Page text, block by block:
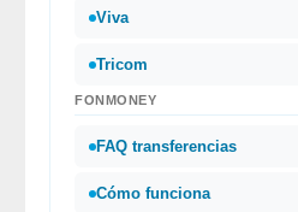
Viva
Tricom
FONMONEY
FAQ transferencias
Cómo funciona